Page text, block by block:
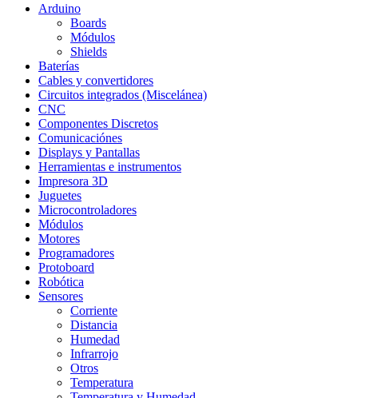
Arduino
Boards
Módulos
Shields
Baterías
Cables y convertidores
Circuitos integrados (Miscelánea)
CNC
Componentes Discretos
Comunicaciónes
Displays y Pantallas
Herramientas e instrumentos
Impresora 3D
Juguetes
Microcontroladores
Módulos
Motores
Programadores
Protoboard
Robótica
Sensores
Corriente
Distancia
Humedad
Infrarrojo
Otros
Temperatura